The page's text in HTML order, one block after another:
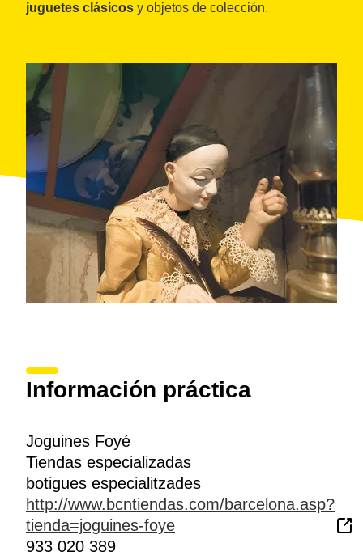
juguetes clásicos y objetos de colección.
Información práctica
Joguines Foyé
Tiendas especializadas
botigues especialitzades
http://www.bcntiendas.com/barcelona.asp?
tienda=joguines-foye
933 020 389